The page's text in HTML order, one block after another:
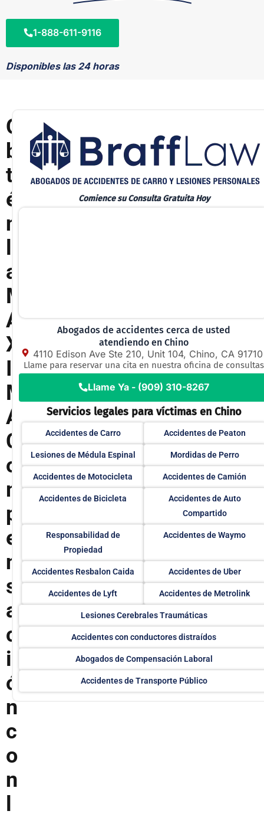
1-888-611-9116
Disponibles las 24 horas
O
b
t
é
n
l
a
M
Á
X
I
M
A
C
o
m
p
e
n
s
a
c
i
ó
n
c
o
n
l
Comience su Consulta Gratuita Hoy
Abogados de accidentes cerca de usted
atendiendo en Chino
4110 Edison Ave Ste 210, Unit 104, Chino, CA 91710
Llame para reservar una cita en nuestra oficina de consultas
Llame Ya - (909) 310-8267
Servicios legales para víctimas en Chino
Accidentes de Carro Accidentes de Peaton
Lesiones de Médula Espinal Mordidas de Perro
Accidentes de Motocicleta Accidentes de Camión
Accidentes de Bicicleta
Accidentes de Auto
Compartido
Responsabilidad de
Propiedad
Accidentes de Waymo
Accidentes Resbalon Caida Accidentes de Uber
Accidentes de Lyft Accidentes de Metrolink
Lesiones Cerebrales Traumáticas
Accidentes con conductores distraídos
Abogados de Compensación Laboral
Accidentes de Transporte Público